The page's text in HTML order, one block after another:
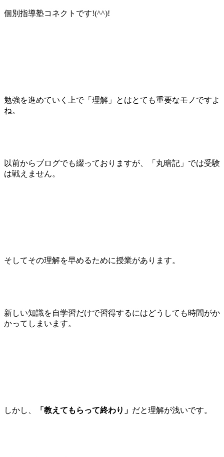
個別指導塾コネクトです!(^^)!
勉強を進めていく上で「理解」とはとても重要なモノですよ
ね。
以前からブログでも綴っておりますが、「丸暗記」では受験
は戦えません。
そしてその理解を早めるために授業があります。
新しい知識を自学習だけで習得するにはどうしても時間がか
かってしまいます。
しかし、 「教えてもらって終わり」 だと理解が浅いです。